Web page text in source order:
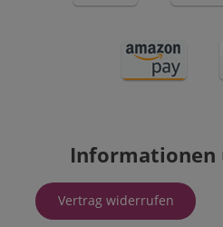
Informationen
Vertrag widerrufen